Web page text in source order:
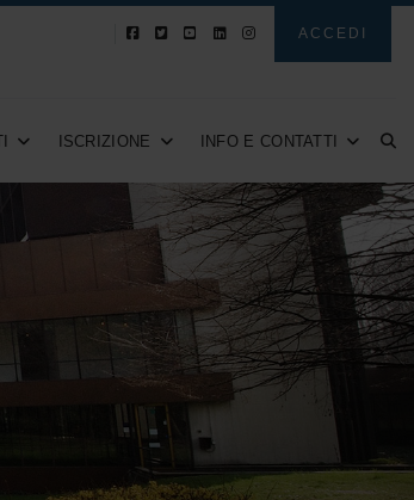
ACCEDI
ISCRIZIONE INFO E CONTATTI